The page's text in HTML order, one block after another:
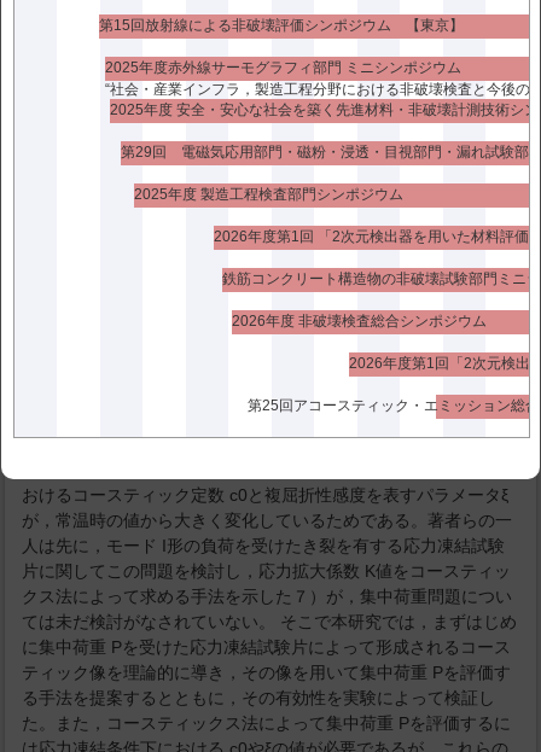
第15回放射線による非破壊評価シンポジウム 【東京】
2025年度赤外線サーモグラフィ部門 ミニシンポジウム
“社会・産業インフラ，製造工程分野における非破壊検査と今後の
2025年度 安全・安心な社会を築く先進材料・非破壊計測技術シ
2025年度 製造工程検査部門シンポジウム
2026年度第1回 「2次元検出器を用いた材料評価
2026年度 非破壊検査総合シンポジウム
と部材の接触部において発生する荷重の大きさを精度よく簡便に
評価することの重要性は，機械分野はもとより生体力学分野でも
増加している。例えば， 骨，超高分子量ポリエチレン，金属等，
種々の材質の部材で構成されている人工股関節部近傍の応力伝達
機構に関する研究１）や，骨セメントの介在によって複 雑な応力
分布を呈する肩甲骨の人工肩関節窩部についての研究２），また
上下椎体から受ける負荷によって生じる腰椎椎間板内の応力分布
問題に関する研究３） などがある。この様なバイオメカニクス領
であるため，数値解析法とともに光弾性応力凍結法等 の実験手法
も多用されている。光弾性応力凍結法を用いれば，二次元問題の
みならず三次元問題も解析が可能であるが，実験を行うに際して
多くの労力と細心の 注意が必要であり，また光弾性法により集中
ス法は，実験装置や実験方法が簡便であるという長 所がある４）
−６）。 そこで，ある線上に分布している集中荷重を連続的に評
価するために，光弾性応力凍結試験片へコースティックス法が適
用できれば非常に有効であるが，通常 の方法ではコースティック
おけるコースティック定数 c0と複屈折性感度を表すパラメータξ
が，常温時の値から大きく変化しているためである。著者らの一
人は先に，モード I形の負荷を受けたき裂を有する応力凍結試験
片に関してこの問題を検討し，応力拡大係数 K値をコースティッ
クス法によって求める手法を示した７）が，集中荷重問題につい
ては未だ検討がなされていない。 そこで本研究では，まずはじめ
に集中荷重 Pを受けた応力凍結試験片によって形成されるコース
ティック像を理論的に導き，その像を用いて集中荷重 Pを評価す
る手法を提案するとともに，その有効性を実験によって検証し
た。また，コースティックス法によって集中荷重 Pを評価するに